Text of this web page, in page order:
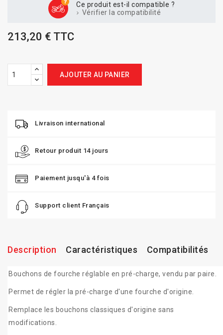
Ce produit est-il compatible ?
Vérifier la compatibilité
213,20 € TTC
AJOUTER AU PANIER
Livraison international
Retour produit 14 jours
Paiement jusqu'à 4 fois
Support client Français
Description Caractéristiques Compatibilités
Bouchons de fourche réglable en pré-charge, vendu par paire.
Permet de régler la pré-charge d'une fourche d'origine.
Remplace les bouchons classiques d'origine sans
modifications.